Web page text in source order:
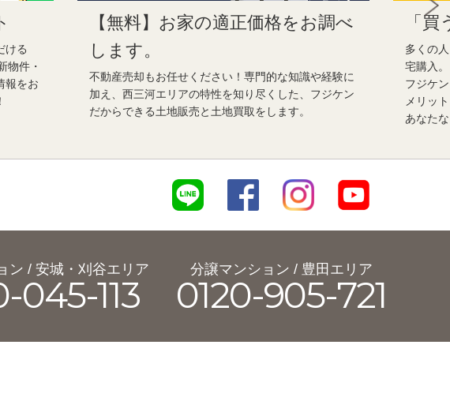
ける
物件・
報をお
【無料】お家の適正価格をお調べ
します。
不動産売却もお任せください！専門的な知識や経験に
加え、西三河エリアの特性を知り尽くした、フジケン
だからできる土地販売と土地買取をします。
「
多くの
宅購入。
フジケ
メリッ
あなた
ン / 安城・刈谷エリア
045-113
分譲マンション / 豊田エリア
0120-905-721